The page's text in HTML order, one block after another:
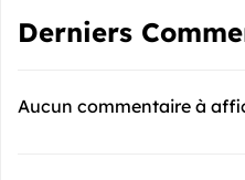
Derniers
Aucun commentaire à